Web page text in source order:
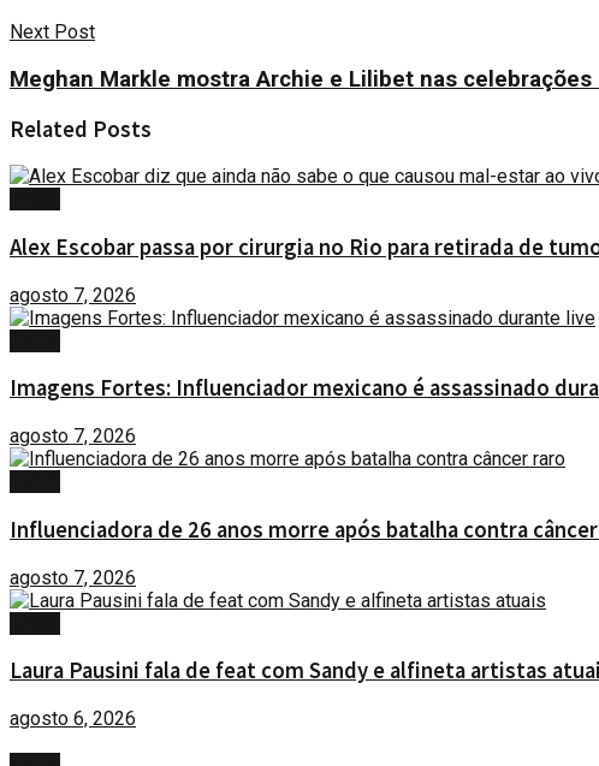
Next Post
Meghan Markle mostra Archie e Lilibet nas celebrações
Related Posts
Alex Escobar passa por cirurgia no Rio para retirada de
agosto 7, 2026
Imagens Fortes: Influenciador mexicano é assassinado
agosto 7, 2026
Influenciadora de 26 anos morre após batalha contra
agosto 7, 2026
Laura Pausini fala de feat com Sandy e alfineta artistas
agosto 6, 2026